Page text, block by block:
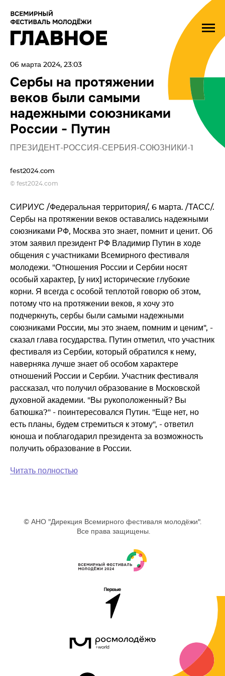
06 марта 2024, 23:03
Сербы на протяжении
веков были самыми
надежными союзниками
России - Путин
ПРЕЗИДЕНТ-РОССИЯ-СЕРБИЯ-СОЮЗНИКИ-1
fest2024.com
© fest2024.com
СИРИУС /Федеральная территория/, 6 марта. /ТАСС/.
Сербы на протяжении веков оставались надежными
союзниками РФ, Москва это знает, помнит и ценит. Об
этом заявил президент РФ Владимир Путин в ходе
общения с участниками Всемирного фестиваля
молодежи. "Отношения России и Сербии носят
особый характер, [у них] исторические глубокие
корни. Я всегда с особой теплотой говорю об этом,
потому что на протяжении веков, я хочу это
подчеркнуть, сербы были самыми надежными
союзниками России, мы это знаем, помним и ценим", -
сказал глава государства. Путин отметил, что участник
фестиваля из Сербии, который обратился к нему,
наверняка лучше знает об особом характере
отношений России и Сербии. Участник фестиваля
рассказал, что получил образование в Московской
духовной академии. "Вы рукоположенный? Вы
батюшка?" - поинтересовался Путин. "Еще нет, но
есть планы, будем стремиться к этому", - ответил
юноша и поблагодарил президента за возможность
получить образование в России.
Читать полностью
© АНО "Дирекция Всемирного фестиваля молодёжи".
Все права защищены.